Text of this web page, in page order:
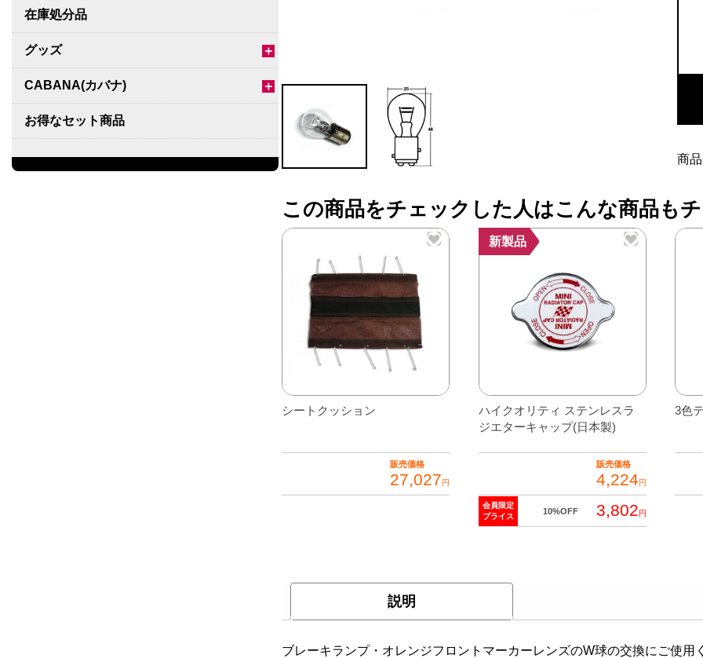
在庫処分品
＋
グッズ
＋
CABANA(カバナ)
お得なセット商品
チームマルヤマ
ブ
ブ
球)
個
商
この商品をチェックした人はこんな商品も
シートクッション
販売価格
27,027円
新製品
ハイクオリティ ステンレスラ
ジエターキャップ(日本製)
販売価格
4,224円
会員限定
プライス
10%OFF 3,802円
3色
説明
ブレーキランプ・オレンジフロントマーカーレンズのW球の交換にご使用